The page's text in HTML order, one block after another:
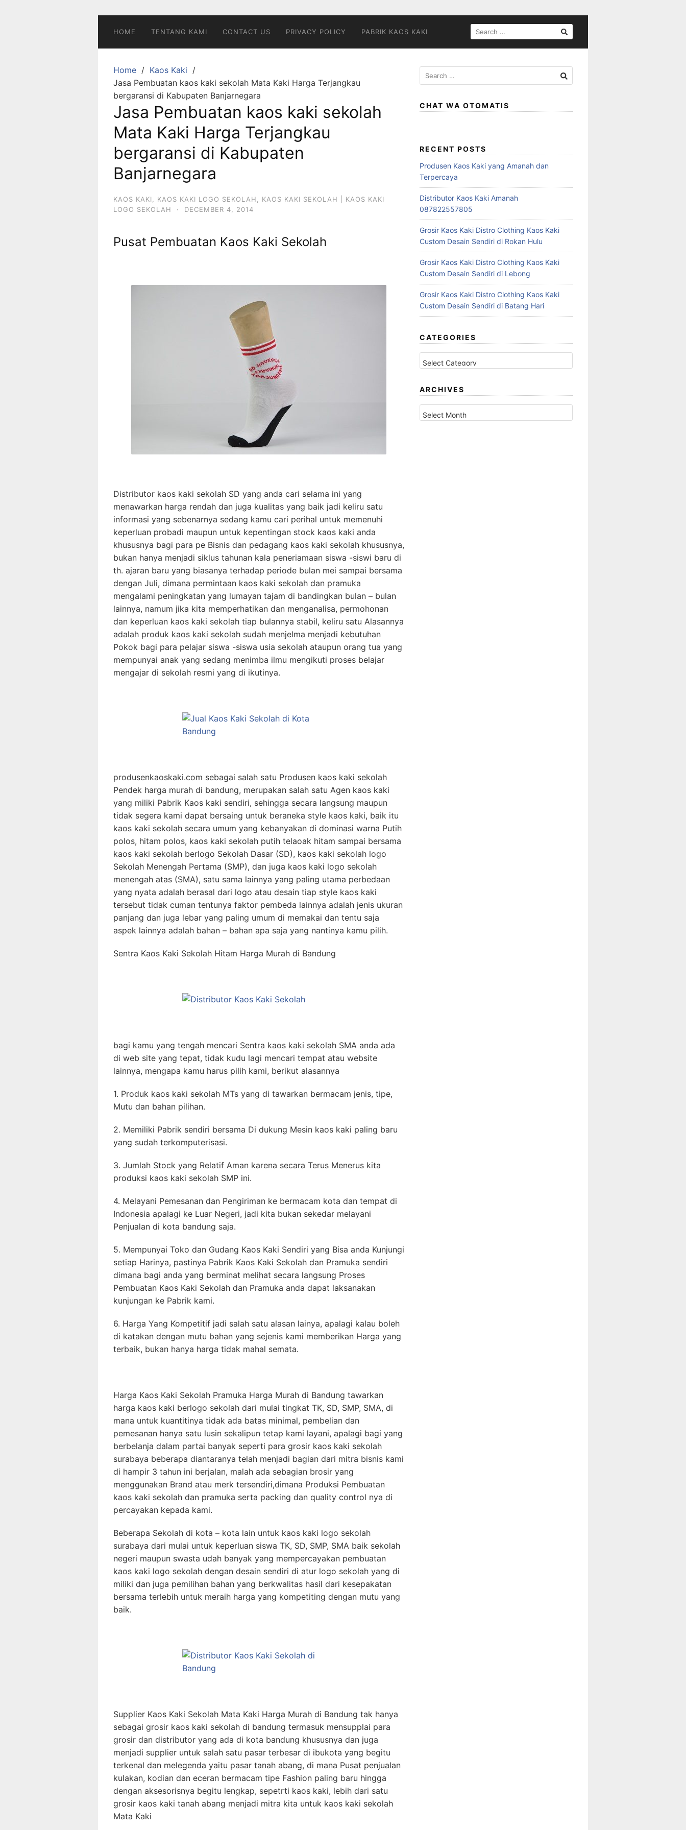
HOME TENTANG KAMI CONTACT US PRIVACY POLICY PABRIK KAOS KAKI
SEARCH
FOR:
Home
Kaos Kaki
Jasa Pembuatan kaos kaki sekolah Mata Kaki Harga Terjangkau
bergaransi di Kabupaten Banjarnegara
Jasa Pembuatan kaos kaki sekolah
Mata Kaki Harga Terjangkau
bergaransi di Kabupaten
Banjarnegara
KAOS KAKI KAOS KAKI LOGO SEKOLAH
KAOS KAKI SEKOLAH | KAOS KAKI
LOGO SEKOLAH
· DECEMBER 4, 2014
Pusat Pembuatan Kaos Kaki Sekolah
Distributor kaos kaki sekolah SD yang anda cari selama ini yang
menawarkan harga rendah dan juga kualitas yang baik jadi keliru satu
informasi yang sebenarnya sedang kamu cari perihal untuk memenuhi
keperluan probadi maupun untuk kepentingan stock kaos kaki anda
khususnya bagi para pe Bisnis dan pedagang kaos kaki sekolah khususnya,
bukan hanya menjadi siklus tahunan kala peneriamaan siswa -siswi baru di
th. ajaran baru yang biasanya terhadap periode bulan mei sampai bersama
dengan Juli, dimana permintaan kaos kaki sekolah dan pramuka
mengalami peningkatan yang lumayan tajam di bandingkan bulan – bulan
lainnya, namum jika kita memperhatikan dan menganalisa, permohonan
dan keperluan kaos kaki sekolah tiap bulannya stabil, keliru satu Alasannya
adalah produk kaos kaki sekolah sudah menjelma menjadi kebutuhan
Pokok bagi para pelajar siswa -siswa usia sekolah ataupun orang tua yang
mempunyai anak yang sedang menimba ilmu mengikuti proses belajar
mengajar di sekolah resmi yang di ikutinya.
produsenkaoskaki.com sebagai salah satu Produsen kaos kaki sekolah
Pendek harga murah di bandung, merupakan salah satu Agen kaos kaki
yang miliki Pabrik Kaos kaki sendiri, sehingga secara langsung maupun
tidak segera kami dapat bersaing untuk beraneka style kaos kaki, baik itu
kaos kaki sekolah secara umum yang kebanyakan di dominasi warna Putih
polos, hitam polos, kaos kaki sekolah putih telaoak hitam sampai bersama
kaos kaki sekolah berlogo Sekolah Dasar (SD), kaos kaki sekolah logo
Sekolah Menengah Pertama (SMP), dan juga kaos kaki logo sekolah
menengah atas (SMA), satu sama lainnya yang paling utama perbedaan
yang nyata adalah berasal dari logo atau desain tiap style kaos kaki
tersebut tidak cuman tentunya faktor pembeda lainnya adalah jenis ukuran
panjang dan juga lebar yang paling umum di memakai dan tentu saja
aspek lainnya adalah bahan – bahan apa saja yang nantinya kamu pilih.
Sentra Kaos Kaki Sekolah Hitam Harga Murah di Bandung
bagi kamu yang tengah mencari Sentra kaos kaki sekolah SMA anda ada
di web site yang tepat, tidak kudu lagi mencari tempat atau website
lainnya, mengapa kamu harus pilih kami, berikut alasannya
1. Produk kaos kaki sekolah MTs yang di tawarkan bermacam jenis, tipe,
Mutu dan bahan pilihan.
2. Memiliki Pabrik sendiri bersama Di dukung Mesin kaos kaki paling baru
yang sudah terkomputerisasi.
3. Jumlah Stock yang Relatif Aman karena secara Terus Menerus kita
produksi kaos kaki sekolah SMP ini.
4. Melayani Pemesanan dan Pengiriman ke bermacam kota dan tempat di
Indonesia apalagi ke Luar Negeri, jadi kita bukan sekedar melayani
Penjualan di kota bandung saja.
5. Mempunyai Toko dan Gudang Kaos Kaki Sendiri yang Bisa anda Kunjungi
setiap Harinya, pastinya Pabrik Kaos Kaki Sekolah dan Pramuka sendiri
dimana bagi anda yang berminat melihat secara langsung Proses
Pembuatan Kaos Kaki Sekolah dan Pramuka anda dapat laksanakan
kunjungan ke Pabrik kami.
6. Harga Yang Kompetitif jadi salah satu alasan lainya, apalagi kalau boleh
di katakan dengan mutu bahan yang sejenis kami memberikan Harga yang
terbaik, bukan hanya harga tidak mahal semata.
Harga Kaos Kaki Sekolah Pramuka Harga Murah di Bandung tawarkan
harga kaos kaki berlogo sekolah dari mulai tingkat TK, SD, SMP, SMA, di
mana untuk kuantitinya tidak ada batas minimal, pembelian dan
pemesanan hanya satu lusin sekalipun tetap kami layani, apalagi bagi yang
berbelanja dalam partai banyak seperti para grosir kaos kaki sekolah
surabaya beberapa diantaranya telah menjadi bagian dari mitra bisnis kami
di hampir 3 tahun ini berjalan, malah ada sebagian brosir yang
menggunakan Brand atau merk tersendiri,dimana Produksi Pembuatan
kaos kaki sekolah dan pramuka serta packing dan quality control nya di
percayakan kepada kami.
Beberapa Sekolah di kota – kota lain untuk kaos kaki logo sekolah
surabaya dari mulai untuk keperluan siswa TK, SD, SMP, SMA baik sekolah
negeri maupun swasta udah banyak yang mempercayakan pembuatan
kaos kaki logo sekolah dengan desain sendiri di atur logo sekolah yang di
miliki dan juga pemilihan bahan yang berkwalitas hasil dari kesepakatan
bersama terlebih untuk meraih harga yang kompetiting dengan mutu yang
baik.
Supplier Kaos Kaki Sekolah Mata Kaki Harga Murah di Bandung tak hanya
sebagai grosir kaos kaki sekolah di bandung termasuk mensupplai para
grosir dan distributor yang ada di kota bandung khususnya dan juga
menjadi supplier untuk salah satu pasar terbesar di ibukota yang begitu
terkenal dan melegenda yaitu pasar tanah abang, di mana Pusat penjualan
kulakan, kodian dan eceran bermacam tipe Fashion paling baru hingga
dengan aksesorisnya begitu lengkap, sepetrti kaos kaki, lebih dari satu
grosir kaos kaki tanah abang menjadi mitra kita untuk kaos kaki sekolah
Mata Kaki
Search
for:
CHAT WA OTOMATIS
RECENT POSTS
Produsen Kaos Kaki yang Amanah dan
Terpercaya
Distributor Kaos Kaki Amanah
087822557805
Grosir Kaos Kaki Distro Clothing Kaos Kaki
Custom Desain Sendiri di Rokan Hulu
Grosir Kaos Kaki Distro Clothing Kaos Kaki
Custom Desain Sendiri di Lebong
Grosir Kaos Kaki Distro Clothing Kaos Kaki
Custom Desain Sendiri di Batang Hari
CATEGORIES
Categories
ARCHIVES
Archives